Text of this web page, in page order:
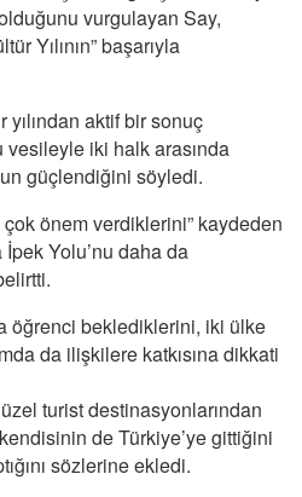
vurgulayan Say,
Yılının” başarıyla
aktif bir sonuç
vesileyle iki halk arasında
güçlendiğini söyledi.
çok önem verdiklerini” kaydeden
Yolu’nu daha da
öğrenci beklediklerini, iki ülke
da ilişkilere katkısına dikkati
turist destinasyonlarından
de Türkiye’ye gittiğini
sözlerine ekledi.